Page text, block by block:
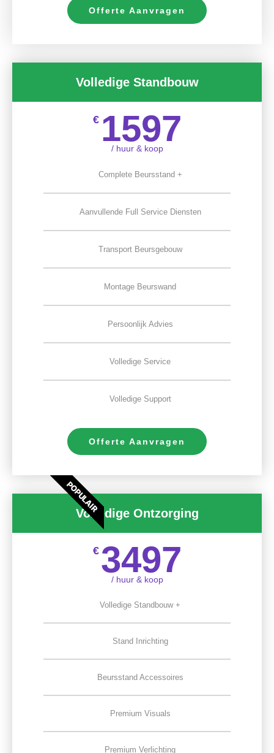
Offerte Aanvragen
Volledige Standbouw
€ 1597
/ huur & koop
Complete Beursstand +
Aanvullende Full Service Diensten
Transport Beursgebouw
Montage Beurswand
Persoonlijk Advies
Volledige Service
Volledige Support
Offerte Aanvragen
POPULAIR
Volledige Ontzorging
€ 3497
/ huur & koop
Volledige Standbouw +
Stand Inrichting
Beursstand Accessoires
Premium Visuals
Premium Verlichting